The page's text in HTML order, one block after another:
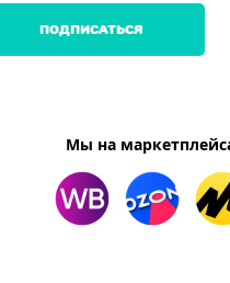
ПОДПИСАТЬСЯ
Мы на